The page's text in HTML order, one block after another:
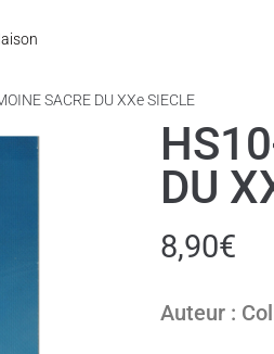
SACRE DU XXe SIECLE
DU
8,90€
Auteur :